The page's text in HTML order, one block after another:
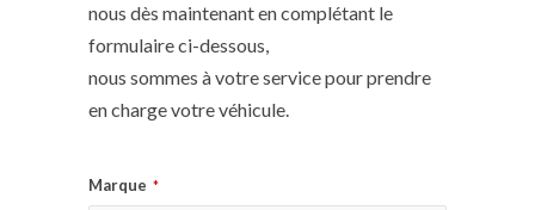
nous dès maintenant en complétant le
formulaire ci-dessous,
nous sommes à votre service pour prendre
en charge votre véhicule.
Marque *